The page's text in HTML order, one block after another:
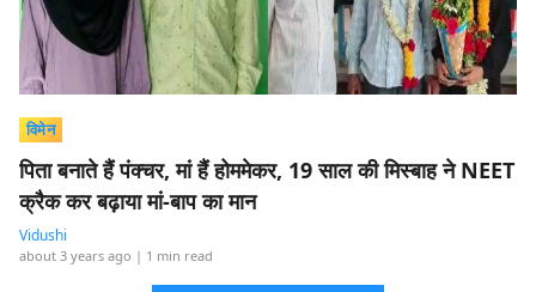
विमेन
पिता बनाते हैं पंक्चर, मां हैं होममेकर, 19 साल की मिस्बाह ने NEET
क्रैक कर बढ़ाया मां-बाप का मान
Vidushi
about 3 years ago | 1 min read